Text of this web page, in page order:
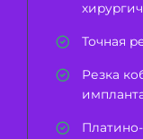
Точная
Резка